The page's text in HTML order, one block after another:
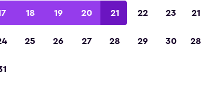
18 19 20 21 22 23
25 26 27 28 29 30
21
28